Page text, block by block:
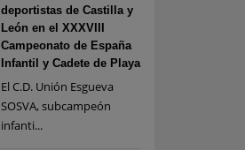
deportistas de Castilla y
León en el XXXVIII
Campeonato de España
Infantil y Cadete de Playa
El C.D. Unión Esgueva
SOSVA, subcampeón
infanti...